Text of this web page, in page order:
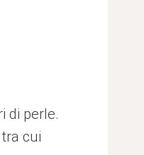
di perle.
cui